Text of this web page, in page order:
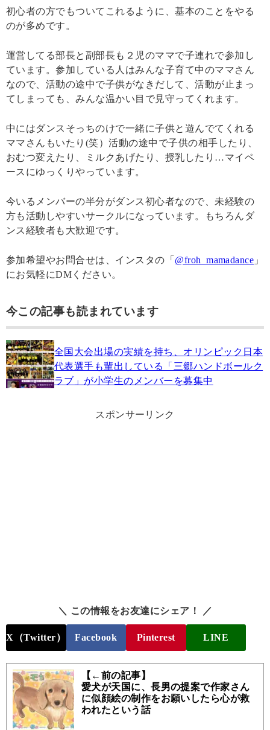
初心者の方でもついてこれるように、基本のことをやる
のが多めです。
運営してる部長と副部長も２児のママで子連れで参加し
ています。参加している人はみんな子育て中のママさん
なので、活動の途中で子供がなきだして、活動が止まっ
てしまっても、みんな温かい目で見守ってくれます。
中にはダンスそっちのけで一緒に子供と遊んでてくれる
ママさんもいたり(笑）活動の途中で子供の相手したり、
おむつ変えたり、ミルクあげたり、授乳したり…マイペ
ースにゆっくりやっています。
今いるメンバーの半分がダンス初心者なので、未経験の
方も活動しやすいサークルになっています。もちろんダ
ンス経験者も大歓迎です。
参加希望やお問合せは、インスタの「 @froh_mamadance 」
にお気軽にDMください。
今この記事も読まれています
全国大会出場の実績を持ち、オリンピック日本
代表選手も輩出している「三郷ハンドボールク
ラブ」が小学生のメンバーを募集中
スポンサーリンク
＼ この情報をお友達にシェア！ ／
X（Twitter） Facebook Pinterest LINE
【←前の記事】
愛犬が天国に、長男の提案で作家さん
に似顔絵の制作をお願いしたら心が救
われたという話